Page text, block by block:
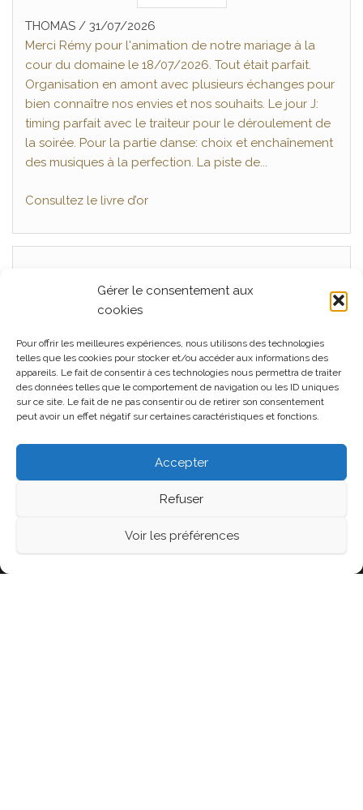
Gérer le consentement aux
cookies
Pour offrir les meilleures expériences, nous utilisons des technologies
telles que les cookies pour stocker et/ou accéder aux informations des
appareils. Le fait de consentir à ces technologies nous permettra de traiter
des données telles que le comportement de navigation ou les ID uniques
sur ce site. Le fait de ne pas consentir ou de retirer son consentement
peut avoir un effet négatif sur certaines caractéristiques et fonctions.
Accepter
Refuser
Voir les préférences
THOMAS / 31/07/2026
Merci Rémy pour l'animation de notre mariage à la
cour du domaine le 18/07/2026. Tout était parfait.
Organisation en amont avec plusieurs échanges pour
bien connaître nos envies et nos souhaits. Le jour J:
timing parfait avec le traiteur pour le déroulement de
la soirée. Pour la partie danse: choix et enchaînement
des musiques à la perfection. La piste de...
Nicolas Pommier/16/07/2026
Magnifique prestation de Rémy de Rythm'animation,
nous l'avons choisi pour notre mariage et notre
cérémonie laïque. Quelle bonheur de partager ses
moments avec une telle qualité de prestation . Tout
était parfait du début à la fin, très professionnel, a
l'écoute et surtout de très bon conseils pour un
mariage réussi. En un mot BRAVO !!! Je recommande a
Consultez le livre d’or
Articles récents
Mariage La Cour du Domaine, Juin 2026
Mariage L’orangerie à Cleppé, Juin 2026
Mariage, La Ferme Seigne, Panissières Mai 2026
Blog